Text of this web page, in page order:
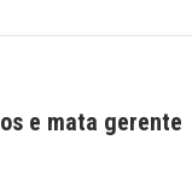
e mata gerente